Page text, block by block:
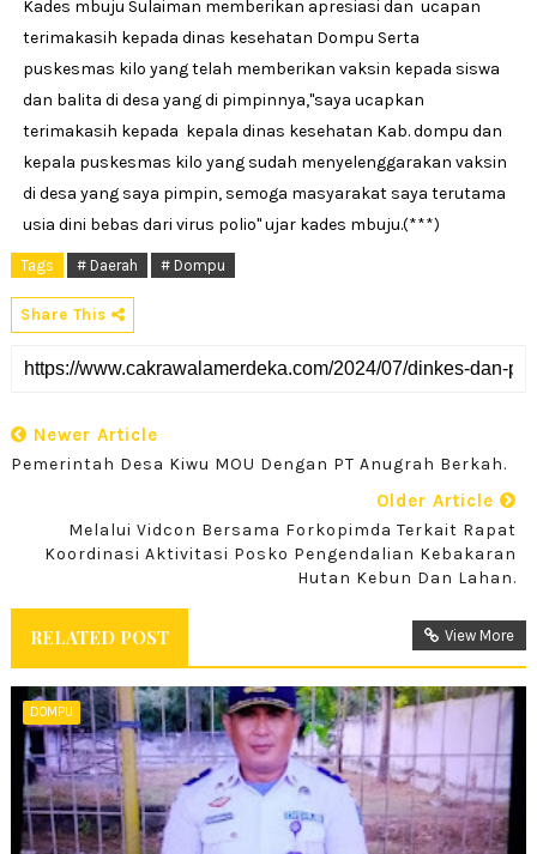
Kades mbuju Sulaiman memberikan apresiasi dan ucapan
terimakasih kepada dinas kesehatan Dompu Serta
puskesmas kilo yang telah memberikan vaksin kepada siswa
dan balita di desa yang di pimpinnya,"saya ucapkan
terimakasih kepada kepala dinas kesehatan Kab. dompu dan
kepala puskesmas kilo yang sudah menyelenggarakan vaksin
di desa yang saya pimpin, semoga masyarakat saya terutama
usia dini bebas dari virus polio" ujar kades mbuju.(***)
Tags # Daerah # Dompu
Share This
Newer Article
Pemerintah Desa Kiwu MOU Dengan PT Anugrah Berkah.
Older Article
Melalui Vidcon Bersama Forkopimda Terkait Rapat
Koordinasi Aktivitasi Posko Pengendalian Kebakaran
Hutan Kebun Dan Lahan.
RELATED POST View More
DOMPU